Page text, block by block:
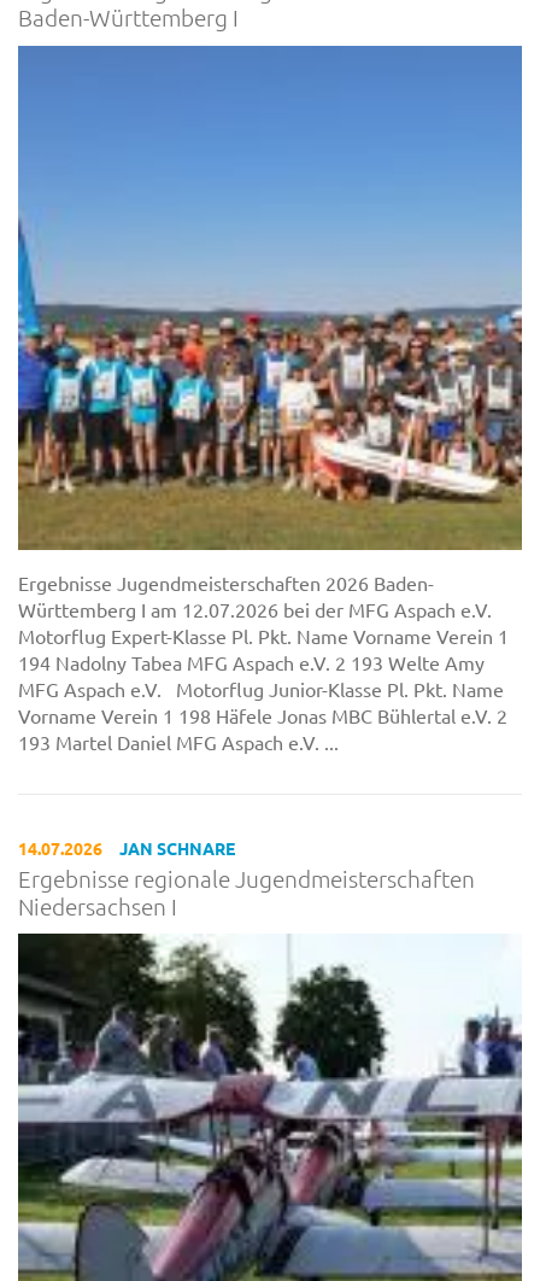
Baden-Württemberg I
Ergebnisse Jugendmeisterschaften 2026 Baden-
Württemberg I am 12.07.2026 bei der MFG Aspach e.V.
Motorflug Expert-Klasse Pl. Pkt. Name Vorname Verein 1
194 Nadolny Tabea MFG Aspach e.V. 2 193 Welte Amy
MFG Aspach e.V. Motorflug Junior-Klasse Pl. Pkt. Name
Vorname Verein 1 198 Häfele Jonas MBC Bühlertal e.V. 2
193 Martel Daniel MFG Aspach e.V. ...
14.07.2026 JAN SCHNARE
Ergebnisse regionale Jugendmeisterschaften
Niedersachsen I